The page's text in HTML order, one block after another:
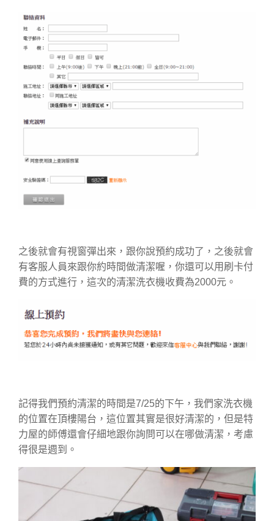
之後就會有視窗彈出來，跟你說預約成功了，之後就會
有客服人員來跟你約時間做清潔喔，你還可以用刷卡付
費的方式進行，這次的清潔洗衣機收費為2000元。
記得我們預約清潔的時間是7/25的下午，我們家洗衣機
的位置在頂樓陽台，這位置其實是很好清潔的，但是特
力屋的師傅還會仔細地跟你詢問可以在哪做清潔，考慮
得很是週到。